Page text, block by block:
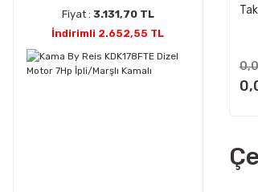
Fiyat : 3.131,70 TL
İndirimli 2.652,55 TL